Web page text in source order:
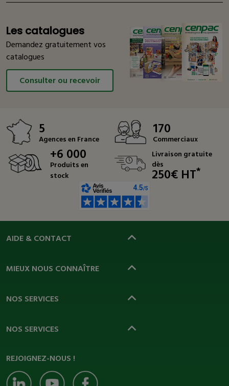
Les catalogues
Demandez gratuitement vos
catalogues
Consulter ou recevoir
5
Agences en France
170
Commerciaux
+6 000
Produits en
stock
Livraison gratuite
dès
250€ HT*
AIDE & CONTACT
MIEUX NOUS CONNAÎTRE
NOS SERVICES
NOS SERVICES
REJOIGNEZ-NOUS !